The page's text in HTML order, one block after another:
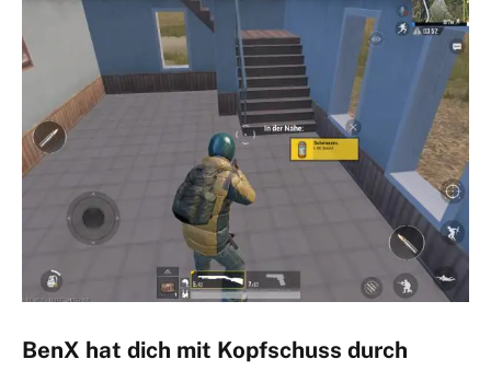
BenX hat dich mit Kopfschuss durch